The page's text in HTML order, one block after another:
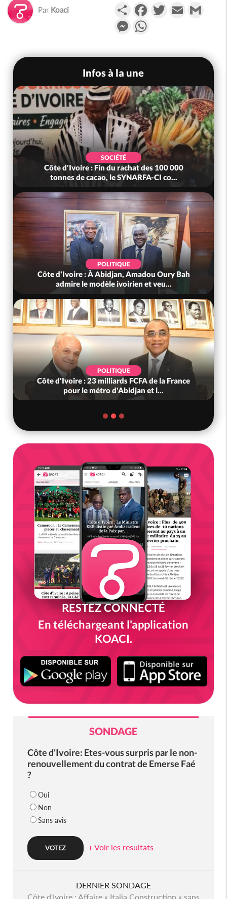
Par Koaci PartagerFacebookTwitterEmail
Messenger
Infos à la une
SOCIÉTÉ
Côte d'Ivoire : Fin du rachat des 100 000
tonnes de cacao, le SYNARFA-CI co...
POLITIQUE
Côte d'Ivoire : À Abidjan, Amadou Oury Bah
admire le modèle ivoirien et veu...
POLITIQUE
Côte d'Ivoire : 23 milliards FCFA de la France
pour le métro d'Abidjan et l...
RESTEZ CONNECTÉ
En téléchargeant l'application
KOACI.
SONDAGE
Côte d'Ivoire: Etes-vous surpris par le non-
renouvellement du contrat de Emerse Faé
?
Oui
Non
Sans avis
+ Voir les resultats
DERNIER SONDAGE
Côte d'Ivoire : Affaire « Italia Construction » sans